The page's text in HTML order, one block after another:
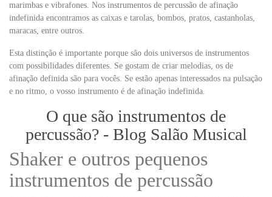
marimbas e vibrafones. Nos instrumentos de percussão de afinação
indefinida encontramos as caixas e tarolas, bombos, pratos, castanholas,
maracas, entre outros.
Esta distinção é importante porque são dois universos de instrumentos
com possibilidades diferentes. Se gostam de criar melodias, os de
afinação definida são para vocês. Se estão apenas interessados na pulsação
e no ritmo, o vosso instrumento é de afinação indefinida.
O que são instrumentos de
percussão? - Blog Salão Musical
Shaker e outros pequenos
instrumentos de percussão